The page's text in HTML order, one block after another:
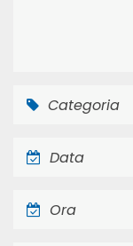
Categoria
Data
Ora